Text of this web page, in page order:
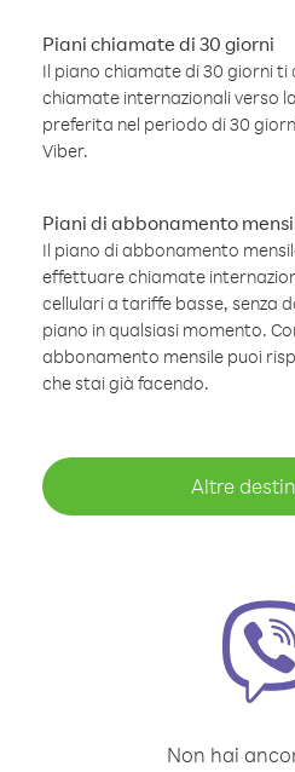
Piani chiamate di 30 giorni
Il piano chiamate di 30 giorni ti
chiamate internazionali verso
preferita nel periodo di 30
Viber.
Piani di abbonamento
Il piano di abbonamento
effettuare chiamate
cellulari a tariffe basse, senza
piano in qualsiasi momento.
abbonamento mensile puoi
che stai già facendo.
Altre
Non hai